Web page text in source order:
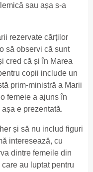
sau așa s-a
rezervate cărților
să observi că sunt
cred că și în Marea
copii include un
prim-ministră a Marii
femeie a ajuns în
e prezentată.
și să nu includ figuri
interesează, cu
dintre femeile din
au luptat pentru